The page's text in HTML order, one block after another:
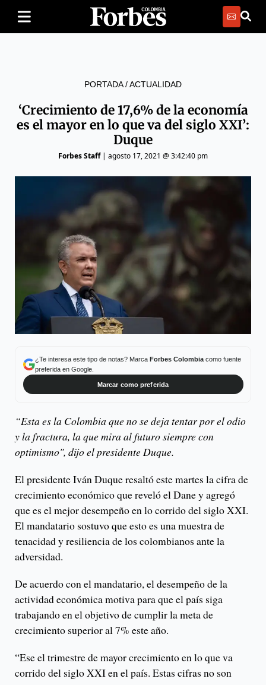
PORTADA/ACTUALIDAD
‘Crecimiento de 17,6% de la economía
es el mayor en lo que va del siglo XXI’:
Duque
Forbes Staff| agosto 17, 2021 @ 3:42:40 pm
¿Te interesa este tipo de notas? Marca Forbes Colombiacomo fuente
preferida en Google.
Marcar como preferida
“Esta es la Colombia que no se deja tentar por el odio
y la fractura, la que mira al futuro siempre con
optimismo", dijo el presidente Duque.
El presidente Iván Duque resaltó este martes la cifra de
crecimiento económico que reveló el Dane y agregó
que es el mejor desempeño en lo corrido del siglo XXI.
El mandatario sostuvo que esto es una muestra de
tenacidad y resiliencia de los colombianos ante la
adversidad.
De acuerdo con el mandatario, el desempeño de la
actividad económica motiva para que el país siga
trabajando en el objetivo de cumplir la meta de
crecimiento superior al 7% este año.
“Ese el trimestre de mayor crecimiento en lo que va
corrido del siglo XXI en el país. Estas cifras no son